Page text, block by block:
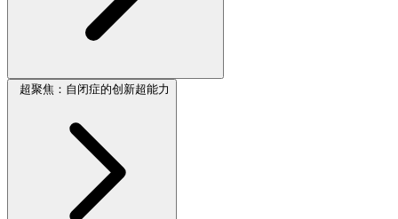
超聚焦：自闭症的创新超能力